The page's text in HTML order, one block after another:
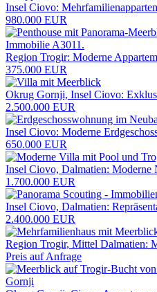
Insel Ciovo:
980.000 EUR
Region Trogir: Moderne
375.000 EUR
Okrug Gornji, Insel Ciovo:
2.500.000 EUR
Insel Ciovo: Moderne
650.000 EUR
Insel Ciovo, Dalmatien:
1.700.000 EUR
Insel Ciovo, Dalmatien:
2.400.000 EUR
Region Trogir, Mittel Dalmatien:
Preis auf Anfrage